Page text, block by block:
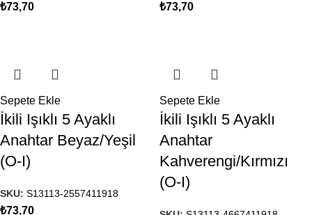
₺73,70 ₺73,70
Sepete Ekle
İkili Işıklı 5 Ayaklı
Anahtar Beyaz/Yeşil
(O-I)
SKU: S13113-2557411918
₺73,70
Sepete Ekle
İkili Işıklı 5 Ayaklı
Anahtar
Kahverengi/Kırmızı
(O-I)